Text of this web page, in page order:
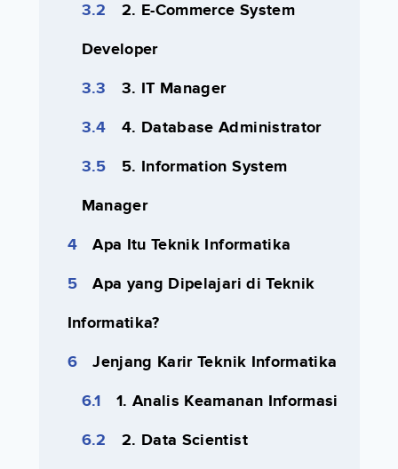
2. E-Commerce System
Developer
3. IT Manager
4. Database Administrator
5. Information System
Manager
Apa Itu Teknik Informatika
Apa yang Dipelajari di Teknik
Informatika?
Jenjang Karir Teknik Informatika
1. Analis Keamanan Informasi
2. Data Scientist